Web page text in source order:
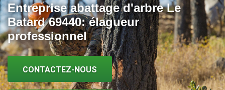
Entreprise abattage d'arbre Le
Batard 69440: élagueur
professionnel
CONTACTEZ-NOUS